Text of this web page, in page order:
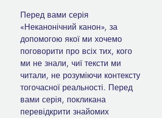
Перед вами серія
«Неканонічний канон», за
допомогою якої ми хочемо
поговорити про всіх тих, кого
ми не знали, чиї тексти ми
читали, не розуміючи контексту
тогочасної реальності. Перед
вами серія, покликана
перевідкрити знайомих